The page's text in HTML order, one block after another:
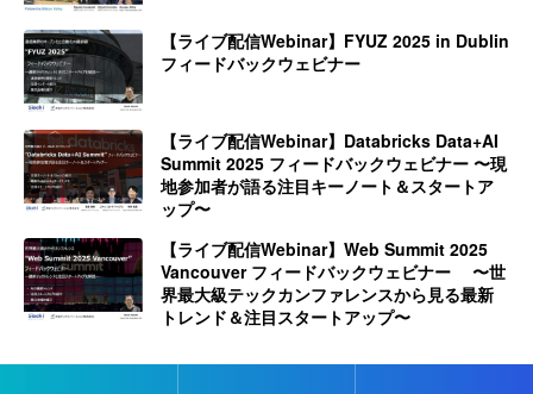
【ライブ配信Webinar】FYUZ 2025 in Dublin
フィードバックウェビナー
【ライブ配信Webinar】Databricks Data+AI
Summit 2025 フィードバックウェビナー 〜現
地参加者が語る注目キーノート＆スタートア
ップ〜
【ライブ配信Webinar】Web Summit 2025
Vancouver フィードバックウェビナー 〜世
界最大級テックカンファレンスから見る最新
トレンド＆注目スタートアップ〜